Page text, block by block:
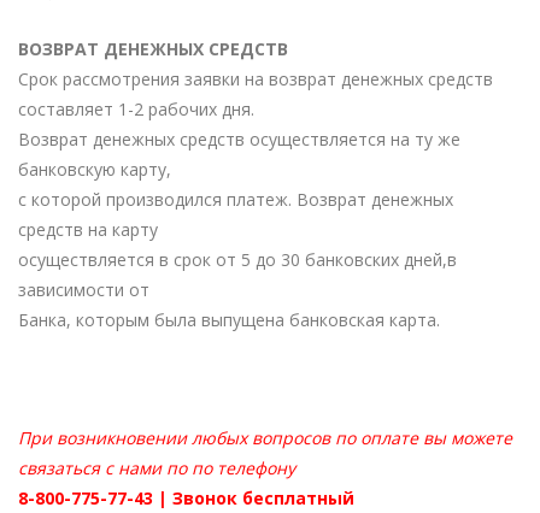
ВОЗВРАТ ДЕНЕЖНЫХ СРЕДСТВ
Срок рассмотрения заявки на возврат денежных средств
составляет 1-2 рабочих дня.
Возврат денежных средств осуществляется на ту же
банковскую карту,
с которой производился платеж. Возврат денежных
средств на карту
осуществляется в срок от 5 до 30 банковских дней,в
зависимости от
Банка, которым была выпущена банковская карта.
При возникновении любых вопросов по оплате вы можете
связаться с нами по по телефону
8-800-775-77-43 | Звонок бесплатный